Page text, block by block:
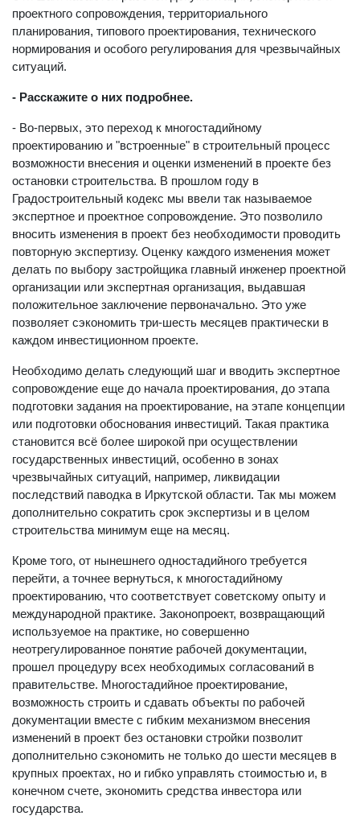
Эти шаги касаются рабочей документации, экспертного и
проектного сопровождения, территориального
планирования, типового проектирования, технического
нормирования и особого регулирования для чрезвычайных
- Во-первых, это переход к многостадийному
проектированию и "встроенные" в строительный процесс
возможности внесения и оценки изменений в проекте без
остановки строительства. В прошлом году в
Градостроительный кодекс мы ввели так называемое
экспертное и проектное сопровождение. Это позволило
вносить изменения в проект без необходимости проводить
повторную экспертизу. Оценку каждого изменения может
делать по выбору застройщика главный инженер проектной
организации или экспертная организация, выдавшая
положительное заключение первоначально. Это уже
позволяет сэкономить три-шесть месяцев практически в
Необходимо делать следующий шаг и вводить экспертное
сопровождение еще до начала проектирования, до этапа
подготовки задания на проектирование, на этапе концепции
или подготовки обоснования инвестиций. Такая практика
становится всё более широкой при осуществлении
государственных инвестиций, особенно в зонах
чрезвычайных ситуаций, например, ликвидации
последствий паводка в Иркутской области. Так мы можем
дополнительно сократить срок экспертизы и в целом
Кроме того, от нынешнего одностадийного требуется
перейти, а точнее вернуться, к многостадийному
проектированию, что соответствует советскому опыту и
международной практике. Законопроект, возвращающий
используемое на практике, но совершенно
неотрегулированное понятие рабочей документации,
прошел процедуру всех необходимых согласований в
правительстве. Многостадийное проектирование,
возможность строить и сдавать объекты по рабочей
документации вместе с гибким механизмом внесения
изменений в проект без остановки стройки позволит
дополнительно сэкономить не только до шести месяцев в
крупных проектах, но и гибко управлять стоимостью и, в
конечном счете, экономить средства инвестора или